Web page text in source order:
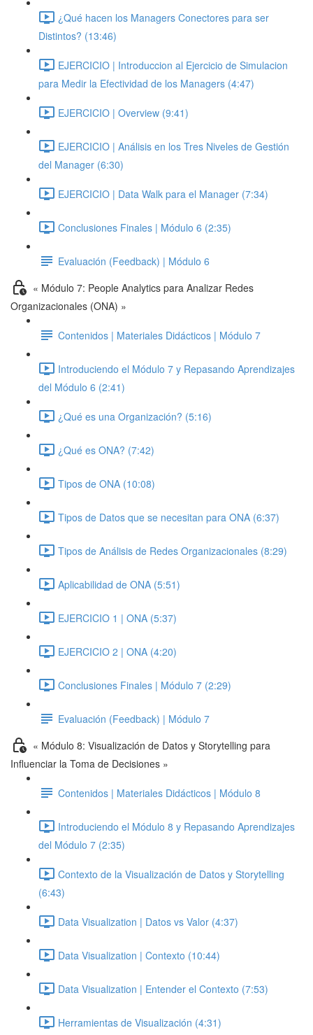
¿Qué hacen los Managers Conectores para ser
Distintos? (13:46)
EJERCICIO | Introduccion al Ejercicio de Simulacion
para Medir la Efectividad de los Managers (4:47)
EJERCICIO | Overview (9:41)
EJERCICIO | Análisis en los Tres Niveles de Gestión
del Manager (6:30)
EJERCICIO | Data Walk para el Manager (7:34)
Conclusiones Finales | Módulo 6 (2:35)
Evaluación (Feedback) | Módulo 6
« Módulo 7: People Analytics para Analizar Redes
Organizacionales (ONA) »
Contenidos | Materiales Didácticos | Módulo 7
Introduciendo el Módulo 7 y Repasando Aprendizajes
del Módulo 6 (2:41)
¿Qué es una Organización? (5:16)
¿Qué es ONA? (7:42)
Tipos de ONA (10:08)
Tipos de Datos que se necesitan para ONA (6:37)
Tipos de Análisis de Redes Organizacionales (8:29)
Aplicabilidad de ONA (5:51)
EJERCICIO 1 | ONA (5:37)
EJERCICIO 2 | ONA (4:20)
Conclusiones Finales | Módulo 7 (2:29)
Evaluación (Feedback) | Módulo 7
« Módulo 8: Visualización de Datos y Storytelling para
Influenciar la Toma de Decisiones »
Contenidos | Materiales Didácticos | Módulo 8
Introduciendo el Módulo 8 y Repasando Aprendizajes
del Módulo 7 (2:35)
Contexto de la Visualización de Datos y Storytelling
(6:43)
Data Visualization | Datos vs Valor (4:37)
Data Visualization | Contexto (10:44)
Data Visualization | Entender el Contexto (7:53)
Herramientas de Visualización (4:31)